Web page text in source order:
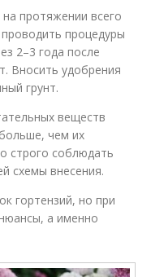
протяжении всего
процедуры
2–3 года после
Вносить удобрения
грунт.
веществ
чем их
строго соблюдать
схемы внесения.
гортензий, но при
а именно